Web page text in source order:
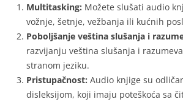
Multitasking: Možete slušati audio
vožnje, šetnje, vežbanja ili kućnih
Poboljšanje veština slušanja i
razvijanju veština slušanja i
stranom jeziku.
Pristupačnost: Audio knjige su
disleksijom, koji imaju poteškoća sa